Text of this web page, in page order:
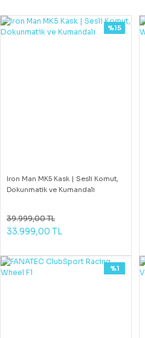
Iron Man MK5 Kask | Sesli Komut,
Dokunmatik ve Kumandalı
%15
39.999,00 TL
33.999,00 TL
%1